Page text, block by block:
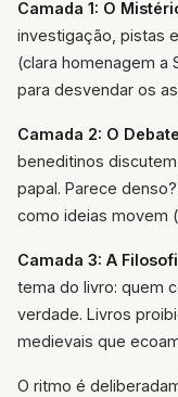
Camada 1: O
investigação, pistas
(clara homenagem a
para desvendar os
Camada 2: O
beneditinos
papal. Parece
como ideias movem
Camada 3: A
tema do livro: quem
verdade. Livros
medievais que
O ritmo é